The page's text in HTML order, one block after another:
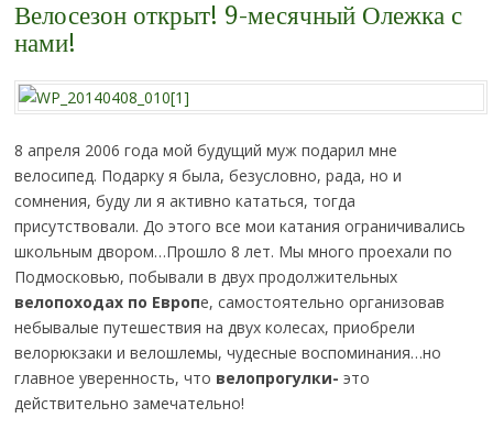
Велосезон открыт! 9-месячный Олежка с
нами!
8 апреля 2006 года мой будущий муж подарил мне
велосипед. Подарку я была, безусловно, рада, но и
сомнения, буду ли я активно кататься, тогда
присутствовали. До этого все мои катания ограничивались
школьным двором…Прошло 8 лет. Мы много проехали по
Подмосковью, побывали в двух продолжительных
велопоходах по Европе, самостоятельно организовав
небывалые путешествия на двух колесах, приобрели
велорюкзаки и велошлемы, чудесные воспоминания…но
главное уверенность, что велопрогулки- это
действительно замечательно!